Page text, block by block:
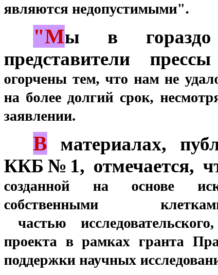
являются недопустимыми".
"Мы в гораздо
представители
огорчены тем, что нам не
на более долгий срок,
заявлении.
В материалах,
ККБ№1, отмечается,
созданной на основе
собственными
частью
проекта в рамкахгранта
поддержки научных